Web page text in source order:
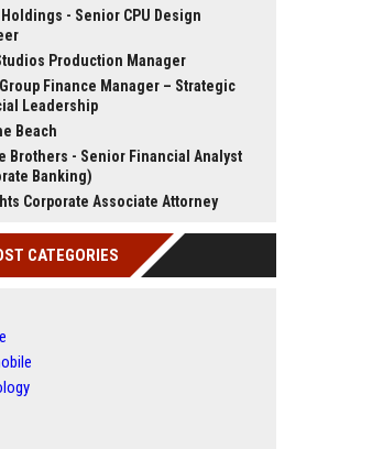
Holdings - Senior CPU Design
Production Manager
Group Finance Manager – Strategic
Leadership
Beach
Brothers - Senior Financial Analyst
Banking)
Corporate Associate Attorney
CATEGORIES